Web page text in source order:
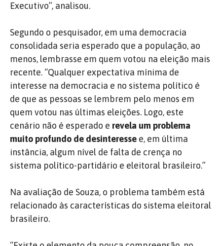
Executivo”, analisou.
Segundo o pesquisador, em uma democracia
consolidada seria esperado que a população, ao
menos, lembrasse em quem votou na eleição mais
recente. “Qualquer expectativa mínima de
interesse na democracia e no sistema político é
de que as pessoas se lembrem pelo menos em
quem votou nas últimas eleições. Logo, este
cenário não é esperado e revela um problema
muito profundo de desinteresse e, em última
instância, algum nível de falta de crença no
sistema político-partidário e eleitoral brasileiro.”
Na avaliação de Souza, o problema também está
relacionado às características do sistema eleitoral
brasileiro.